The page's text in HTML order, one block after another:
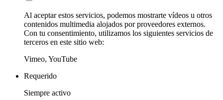
Al aceptar estos servicios, podemos mostrarte vídeos u otros
contenidos multimedia alojados por proveedores externos.
Con tu consentimiento, utilizamos los siguientes servicios de
terceros en este sitio web:
Vimeo, YouTube
Requerido
Siempre activo